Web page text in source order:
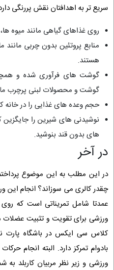
سریع تر به اهدافتان نقش پررنگی
روی غذاهای گیاهی مانند میوه
منابع پروتئین بدون چربی
هستند.
گوشت های فرآوری شده و
گوشت و محصولات لبنی پرچرب
حجم وعده های غذایی را در
نوشیدنی های شیرین را
های بدون قند بنوشید.
در آخر
در این مطلب به این موضوع
عمدتا شامل تمریناتی است که
ورزشی برای تقویت و تثبیت
کلاس سی ایکس در باشگاه پارت
بادوام تمرکز دارد. البته انجام
ورزشی و زیر نظر مربیان کاربلد